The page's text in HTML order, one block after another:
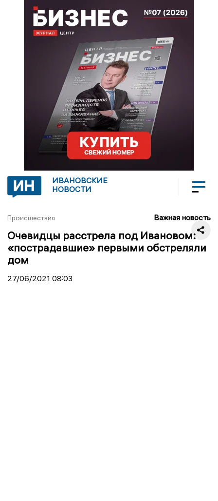
ИВАНОВСКИЕ
НОВОСТИ
Происшествия Важная новость
Очевидцы расстрела под Ивановом:
«пострадавшие» первыми обстреляли
дом
27/06/2021 08:03